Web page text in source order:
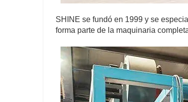
SHINE se fundó en 1999 y se
forma parte de la maquinaria